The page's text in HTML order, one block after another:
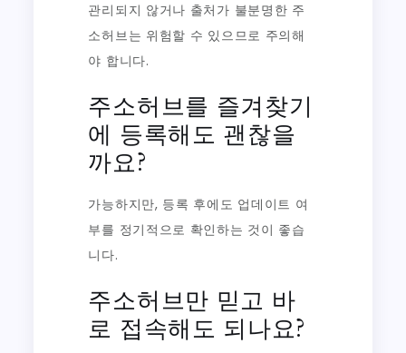
관리되지 않거나 출처가 불분명한 주
소허브는 위험할 수 있으므로 주의해
야 합니다.
주소허브를 즐겨찾기
에 등록해도 괜찮을
까요?
가능하지만, 등록 후에도 업데이트 여
부를 정기적으로 확인하는 것이 좋습
니다.
주소허브만 믿고 바
로 접속해도 되나요?